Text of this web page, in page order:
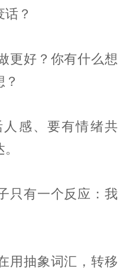
？
更好？你有什么想
感、要有情绪共
只有一个反应：我
用抽象词汇，转移